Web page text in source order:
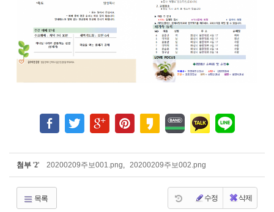
첨부 '2' 20200209주보001.png, 20200209주보002.png
목록 수정 삭제